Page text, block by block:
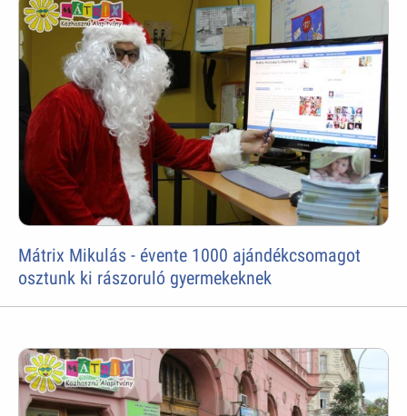
Mátrix Mikulás - évente 1000 ajándékcsomagot
osztunk ki rászoruló gyermekeknek